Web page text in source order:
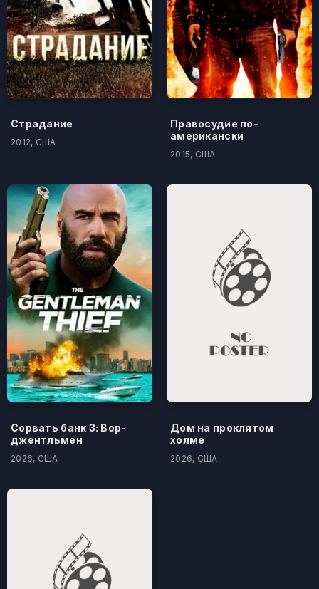
Страдание
2012, США
Правосудие по-
американски
2015, США
Сорвать банк 3: Вор-
джентльмен
2026, США
Дом на проклятом
холме
2026, США